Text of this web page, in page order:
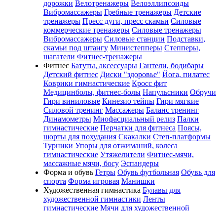
дорожки Велотренажеры Велоэллипсоиды
Вибромассажеры Гребные тренажеры Детские
тренажеры Пресс дуги, пресс скамьи Силовые
коммерческие тренажеры Силовые тренажеры
Вибромассажеры Силовые станции Подставки,
скамьи под штангу Министепперы Степперы,
шагатели Фитнес-тренажеры
Фитнес Батуты, аксессуары Гантели, бодибары
Детский фитнес Диски "здоровье" Йога, пилатес
Коврики гимнастические Кросс фит
Медицинболы, фитнес-болы Напульсники Обручи
Гири виниловые Кинезио тейпы Гири мягкие
Силовой тренинг Массажеры Баланс тренинг
Динамометры Миофасциальный релиз Палки
гимнастические Перчатки для фитнеса Поясы,
шорты для похудания Скакалки Степ-платформы
Турники Упоры для отжиманий, колеса
гимнастические Утяжелители Фитнес-мячи,
массажные мячи, босу Эспандеры
Форма и обувь Гетры Обувь футбольная Обувь для
спорта Форма игровая Манишки
Художественная гимнастика Булавы для
художественной гимнастики Ленты
гимнастические Мячи для художественной